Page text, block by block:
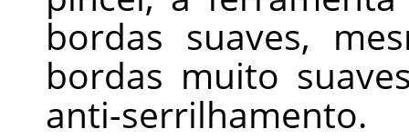
bordas suaves,
bordas muito
anti-serrilhamento.